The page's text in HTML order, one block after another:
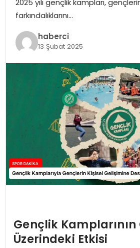
SPOR
TEKNOLOJI
farkındalıklarını…
haberci
13 Şubat 2025
Gençlik
Üzerindeki Etkisi